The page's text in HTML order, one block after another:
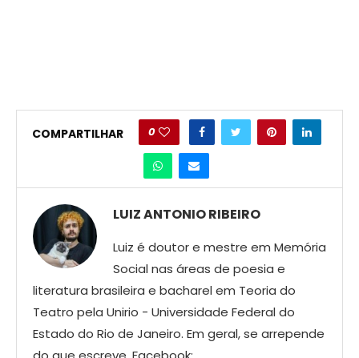
COMPARTILHAR 0
LUIZ ANTONIO RIBEIRO
Luiz é doutor e mestre em Memória
Social nas áreas de poesia e
literatura brasileira e bacharel em Teoria do
Teatro pela Unirio - Universidade Federal do
Estado do Rio de Janeiro. Em geral, se arrepende